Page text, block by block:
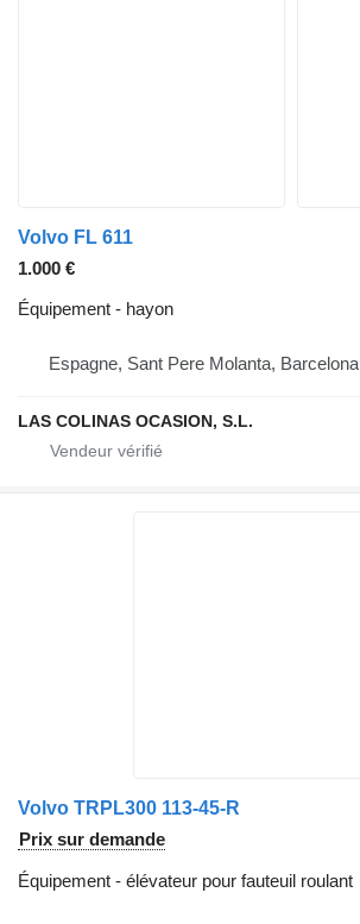
Volvo FL 611
1.000 €
Équipement - hayon
Espagne, Sant Pere Molanta, Barcelona
LAS COLINAS OCASION, S.L.
Volvo TRPL300 113-45-R
Prix sur demande
Équipement - élévateur pour fauteuil roulant